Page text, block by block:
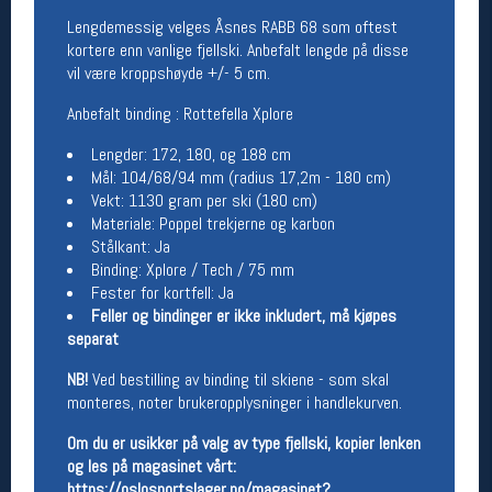
Lengdemessig velges Åsnes RABB 68 som oftest
kortere enn vanlige fjellski. Anbefalt lengde på disse
vil være kroppshøyde +/- 5 cm.
Anbefalt binding : Rottefella Xplore
Lengder: 172, 180, og 188 cm
Mål: 104/68/94 mm (radius 17,2m - 180 cm)
Vekt: 1130 gram per ski (180 cm)
Materiale: Poppel trekjerne og karbon
Stålkant: Ja
Binding: Xplore / Tech / 75 mm
Fester for kortfell: Ja
Feller og bindinger er ikke inkludert, må kjøpes
separat
NB!Ved bestilling av binding til skiene - som skal
monteres, noter brukeropplysninger i handlekurven.
Om du er usikker på valg av type fjellski, kopier lenken
og les på magasinet vårt:
Betingelser
Salgsbetingelser
Informasjonskapsler
Org. nr: 976754360
Ledige stillinger
Ledige stillinger
Følg oss på